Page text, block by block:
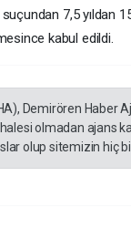
7,5 yıldan
kabul edildi.
Demirören Haber
olmadan ajans
olup sitemizin hiç